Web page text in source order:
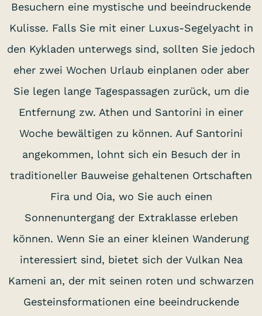
Besuchern eine mystische und beeindruckende
Kulisse. Falls Sie mit einer Luxus-Segelyacht in
den Kykladen unterwegs sind, sollten Sie jedoch
eher zwei Wochen Urlaub einplanen oder aber
Sie legen lange Tagespassagen zurück, um die
Entfernung zw. Athen und Santorini in einer
Woche bewältigen zu können. Auf Santorini
angekommen, lohnt sich ein Besuch der in
traditioneller Bauweise gehaltenen Ortschaften
Fira und Oia, wo Sie auch einen
Sonnenuntergang der Extraklasse erleben
können. Wenn Sie an einer kleinen Wanderung
interessiert sind, bietet sich der Vulkan Nea
Kameni an, der mit seinen roten und schwarzen
Gesteinsformationen eine beeindruckende